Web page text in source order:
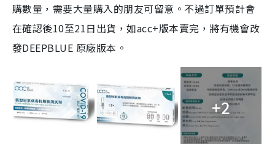
購數量，需要大量購入的朋友可留意。不過訂單預計會
在確認後10至21日出貨，如acc+版本賣完，將有機會改
發DEEPBLUE 原廠版本。
+2